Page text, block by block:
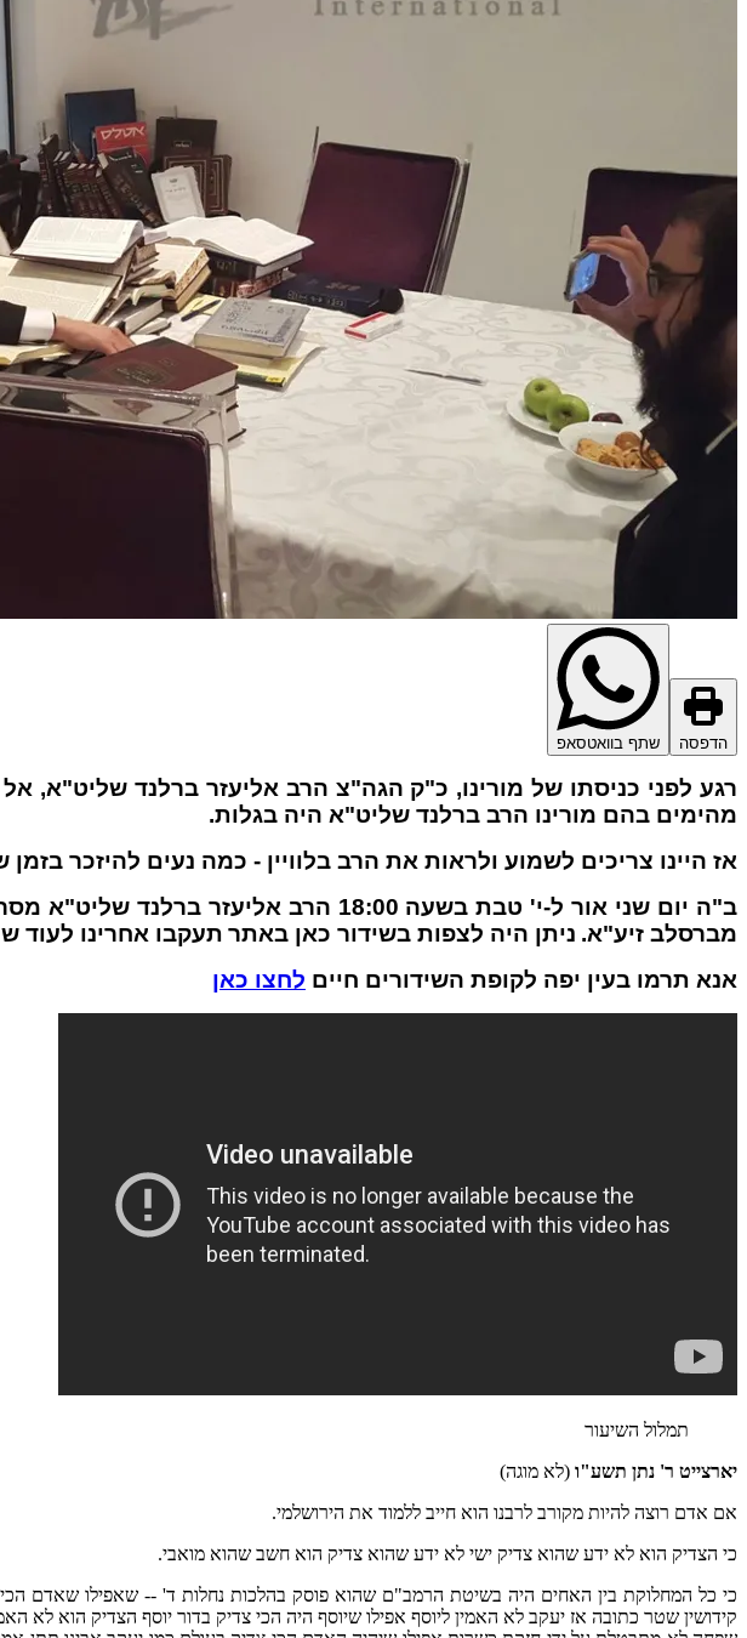
הדפסה שתף בוואטסאפ
רגע לפני כניסתו של מורינו, כ"ק הגה"צ הרב אליעזר ברלנד שליט"א,
מהימים בהם מורינו הרב ברלנד שליט"א היה בגלות.
אז היינו צריכים לשמוע ולראות את הרב בלוויין - כמה נעים להיזכר
ב"ה יום שני אור ל-י' טבת בשעה 18:00
מברסלב זיע"א. ניתן היה לצפות בשידור כאן באתר תעקבו אחרינו לעוד
אנא תרמו בעין יפה לקופת השידורים חיים לחצו כאן
תמלול השיעור
יארצייט ר' נתן תשע"ו (לא מוגה)
אם אדם רוצה להיות מקורב לרבנו הוא חייב ללמוד את הירושלמי.
כי הצדיק הוא לא ידע שהוא צדיק ישי לא ידע שהוא צדיק הוא חשב שהוא מואבי.
כי כל המחלוקת בין האחים היה בשיטת הרמב"ם שהוא פוסק בהלכות נחלות ד' -- שאפילו שאדם
קידושין שטר כתובה אז יעקב לא האמין ליוסף אפילו שיוסף היה הכי צדיק בדור יוסף הצדיק הוא